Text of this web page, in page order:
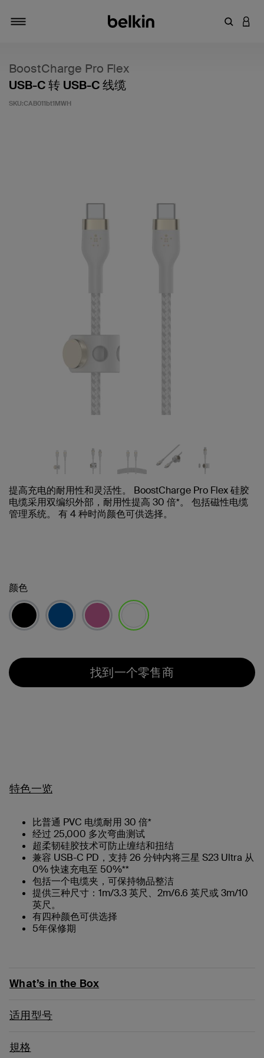
输入关键
登录
BoostCharge Pro Flex
USB-C 转 USB-C 线缆
SKU:CAB011bt1MWH
提高充电的耐用性和灵活性。 BoostCharge Pro Flex 硅胶
电缆采用双编织外部，耐用性提高 30 倍*。 包括磁性电缆
管理系统。 有 4 种时尚颜色可供选择。
颜色
找到一个零售商
特色一览
比普通 PVC 电缆耐用 30 倍*
经过 25,000 多次弯曲测试
超柔韧硅胶技术可防止缠结和扭结
兼容 USB-C PD，支持 26 分钟内将三星 S23 Ultra 从
0% 快速充电至 50%**
包括一个电缆夹，可保持物品整洁
提供三种尺寸：1m/3.3 英尺、2m/6.6 英尺或 3m/10
英尺。
有四种颜色可供选择
5年保修期
What’s in the Box
适用型号
規格